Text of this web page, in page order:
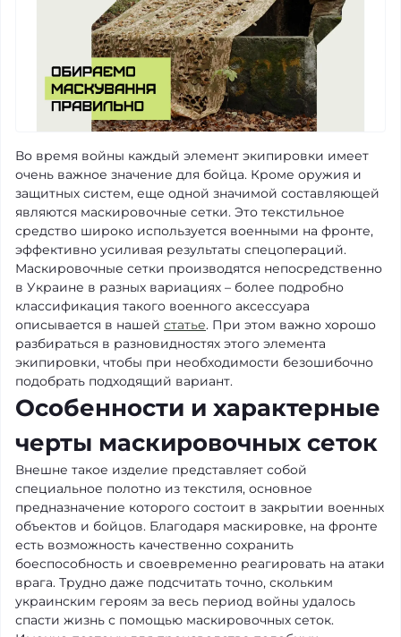
Во время войны каждый элемент экипировки имеет
очень важное значение для бойца. Кроме оружия и
защитных систем, еще одной значимой составляющей
являются маскировочные сетки. Это текстильное
средство широко используется военными на фронте,
эффективно усиливая результаты спецопераций.
Маскировочные сетки производятся непосредственно
в Украине в разных вариациях – более подробно
классификация такого военного аксессуара
описывается в нашей статье. При этом важно хорошо
разбираться в разновидностях этого элемента
экипировки, чтобы при необходимости безошибочно
подобрать подходящий вариант.
Особенности и характерные
черты маскировочных сеток
Внешне такое изделие представляет собой
специальное полотно из текстиля, основное
предназначение которого состоит в закрытии военных
объектов и бойцов. Благодаря маскировке, на фронте
есть возможность качественно сохранить
боеспособность и своевременно реагировать на атаки
врага. Трудно даже подсчитать точно, скольким
украинским героям за весь период войны удалось
спасти жизнь с помощью маскировочных сеток.